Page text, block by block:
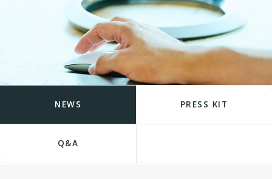
NEWS PRESS KIT
Q&A